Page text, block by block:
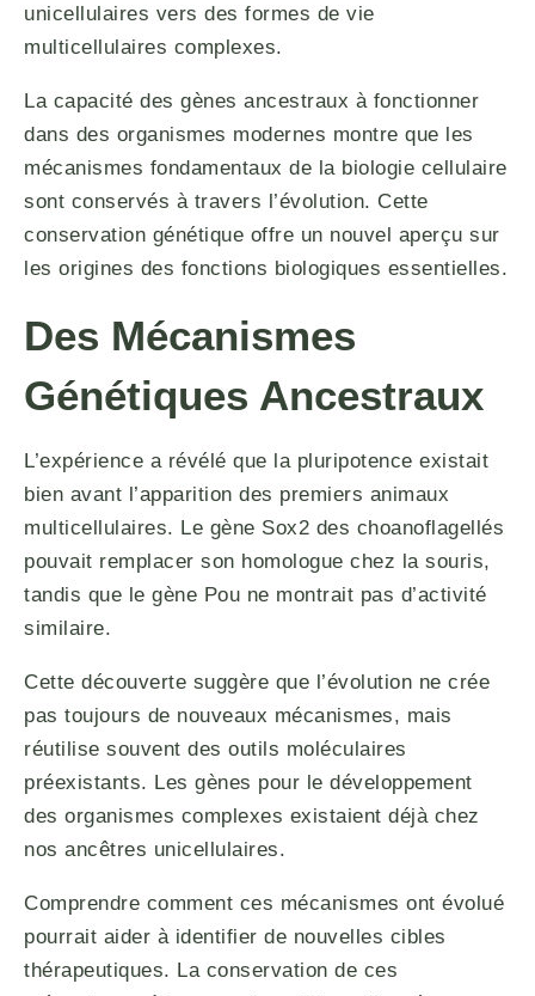
unicellulaires vers des formes de vie
multicellulaires complexes.
La capacité des gènes ancestraux à fonctionner
dans des organismes modernes montre que les
mécanismes fondamentaux de la biologie cellulaire
sont conservés à travers l’évolution. Cette
conservation génétique offre un nouvel aperçu sur
les origines des fonctions biologiques essentielles.
Des Mécanismes
Génétiques Ancestraux
L’expérience a révélé que la pluripotence existait
bien avant l’apparition des premiers animaux
multicellulaires. Le gène Sox2 des choanoflagellés
pouvait remplacer son homologue chez la souris,
tandis que le gène Pou ne montrait pas d’activité
similaire.
Cette découverte suggère que l’évolution ne crée
pas toujours de nouveaux mécanismes, mais
réutilise souvent des outils moléculaires
préexistants. Les gènes pour le développement
des organismes complexes existaient déjà chez
nos ancêtres unicellulaires.
Comprendre comment ces mécanismes ont évolué
pourrait aider à identifier de nouvelles cibles
thérapeutiques. La conservation de ces